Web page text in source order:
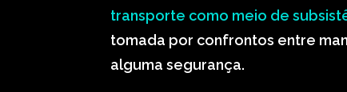
transporte como meio de
tomada por confrontos entre
alguma segurança.